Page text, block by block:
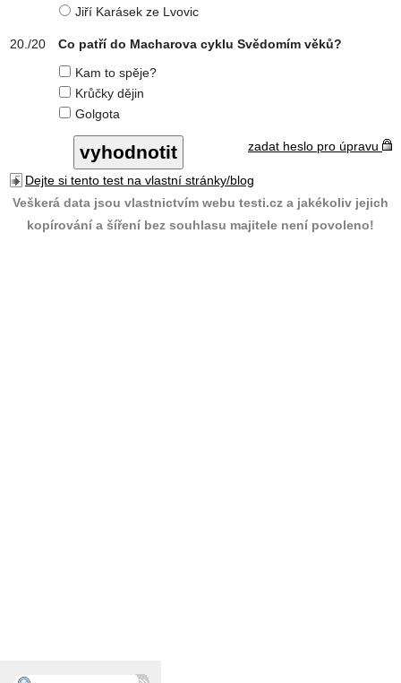
Jiří Karásek ze Lvovic
Co patří do Macharova cyklu Svědomím věků?
Kam to spěje?
Krůčky dějin
Golgota
zadat heslo pro úpravu
Dejte si tento test na vlastní stránky/blog
Veškerá data jsou vlastnictvím webu testi.cz a jakékoliv jejich
kopírování a šíření bez souhlasu majitele není povoleno!